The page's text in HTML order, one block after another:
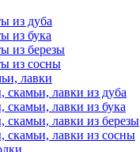
из дуба
из бука
из березы
из сосны
лавки
скамьи, лавки из дуба
скамьи, лавки из бука
скамьи, лавки из березы
скамьи, лавки из сосны